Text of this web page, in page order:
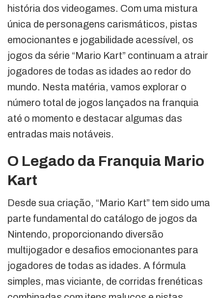
história dos videogames. Com uma mistura
única de personagens carismáticos, pistas
emocionantes e jogabilidade acessível, os
jogos da série “Mario Kart” continuam a atrair
jogadores de todas as idades ao redor do
mundo. Nesta matéria, vamos explorar o
número total de jogos lançados na franquia
até o momento e destacar algumas das
entradas mais notáveis.
O Legado da Franquia Mario
Kart
Desde sua criação, “Mario Kart” tem sido uma
parte fundamental do catálogo de jogos da
Nintendo, proporcionando diversão
multijogador e desafios emocionantes para
jogadores de todas as idades. A fórmula
simples, mas viciante, de corridas frenéticas